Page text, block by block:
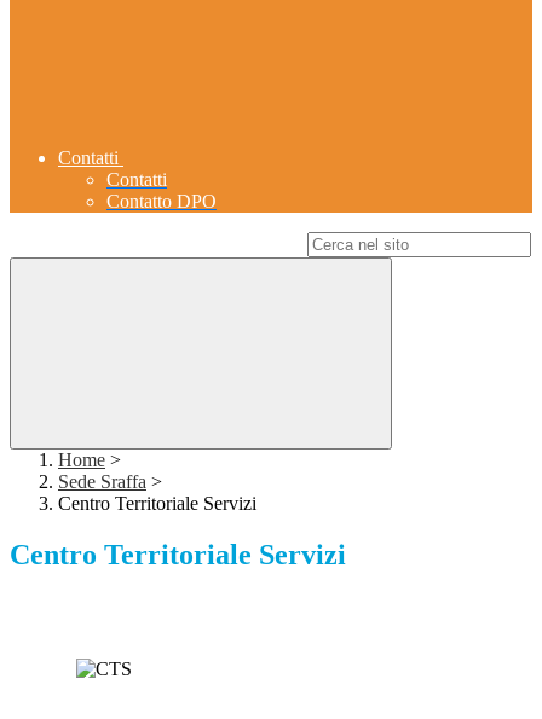
Contatti
Contatti
Contatto DPO
Home >
Sede Sraffa >
Centro Territoriale Servizi
Centro Territoriale Servizi